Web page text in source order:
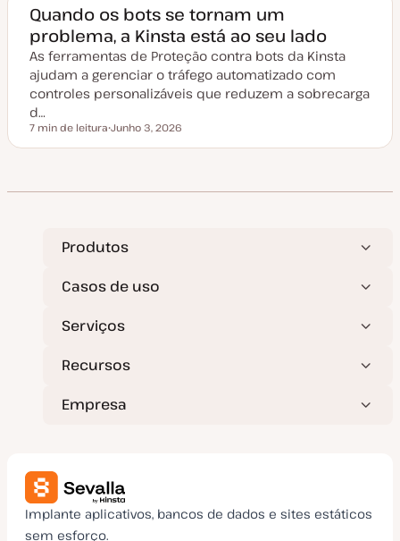
e
a
t
u
a
i
z
a
ã
o
Quando os bots se tornam um
problema, a Kinsta está ao seu lado
As ferramentas de Proteção contra bots da Kinsta
ajudam a gerenciar o tráfego automatizado com
controles personalizáveis que reduzem a sobrecarga
d…
Tempo de leitura
7 min de leitura
a
e
a
l
a
o
Junho 3, 2026
Produtos
Casos de uso
Serviços
Recursos
Empresa
Implante aplicativos, bancos de dados e sites estáticos
sem esforço.